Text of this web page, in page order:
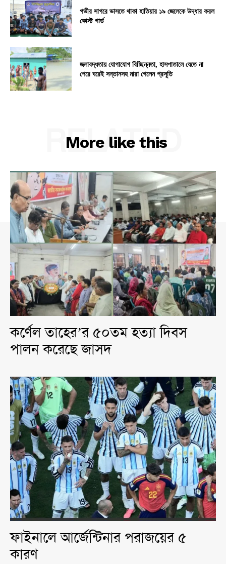
গভীর সাগরে ভাসতে থাকা হাতিয়ার ১৯ জেলেকে উদ্ধার করল
কোস্ট গার্ড
জলাবদ্ধতায় যোগাযোগ বিচ্ছিন্নতা, হাসপাতালে যেতে না
পেরে ঘরেই সন্তানসহ মারা গেলেন প্রসূতি
More like this
RELATED
কর্ণেল তাহের’র ৫০তম হত্যা দিবস
পালন করেছে জাসদ
ফাইনালে আর্জেন্টিনার পরাজয়ের ৫
কারণ